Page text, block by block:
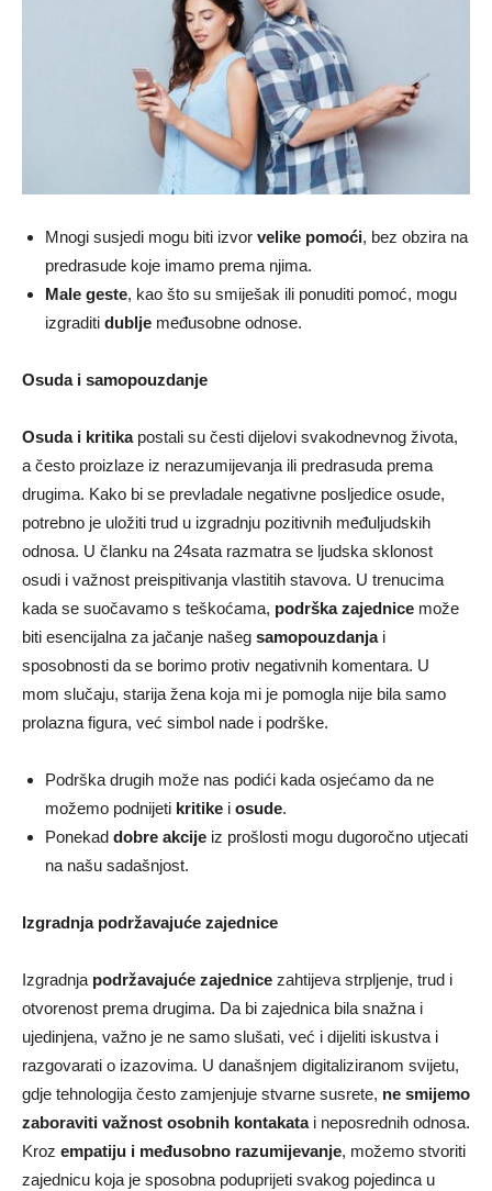
Mnogi susjedi mogu biti izvor velike pomoći, bez obzira na
predrasude koje imamo prema njima.
Male geste, kao što su smiješak ili ponuditi pomoć, mogu
izgraditi dublje međusobne odnose.
Osuda i samopouzdanje
Osuda i kritikapostali su česti dijelovi svakodnevnog života,
a često proizlaze iz nerazumijevanja ili predrasuda prema
drugima. Kako bi se prevladale negativne posljedice osude,
potrebno je uložiti trud u izgradnju pozitivnih međuljudskih
odnosa. U članku na 24sata razmatra se ljudska sklonost
osudi i važnost preispitivanja vlastitih stavova. U trenucima
kada se suočavamo s teškoćama, podrška zajednice može
biti esencijalna za jačanje našeg samopouzdanjai
sposobnosti da se borimo protiv negativnih komentara. U
mom slučaju, starija žena koja mi je pomogla nije bila samo
prolazna figura, već simbol nade i podrške.
Podrška drugih može nas podići kada osjećamo da ne
možemo podnijeti kritike i osude.
Ponekad dobre akcije iz prošlosti mogu dugoročno utjecati
na našu sadašnjost.
Izgradnja podržavajuće zajednice
Izgradnja podržavajuće zajednice zahtijeva strpljenje, trud i
otvorenost prema drugima. Da bi zajednica bila snažna i
ujedinjena, važno je ne samo slušati, već i dijeliti iskustva i
razgovarati o izazovima. U današnjem digitaliziranom svijetu,
gdje tehnologija često zamjenjuje stvarne susrete, ne smijemo
zaboraviti važnost osobnih kontakatai neposrednih odnosa.
Kroz empatiju i međusobno razumijevanje, možemo stvoriti
zajednicu koja je sposobna poduprijeti svakog pojedinca u